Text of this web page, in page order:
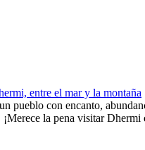
entre el mar y la montaña
pueblo con encanto,
¡Merece la pena visitar Dhermi